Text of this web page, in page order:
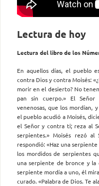
Lectura de hoy
Lectura del libro de los
En aquellos días, el pueblo
contra Dios y contra Moisés:
morir en el desierto? No
pan sin cuerpo.» El
venenosas, que los mordían,
el pueblo acudió a Moisés,
el Señor y contra ti; reza al
serpientes.» Moisés rezó
respondió: «Haz una
los mordidos de serpientes
una serpiente de bronce y la
serpiente mordía a uno, él
curado. «Palabra de Dios. Te